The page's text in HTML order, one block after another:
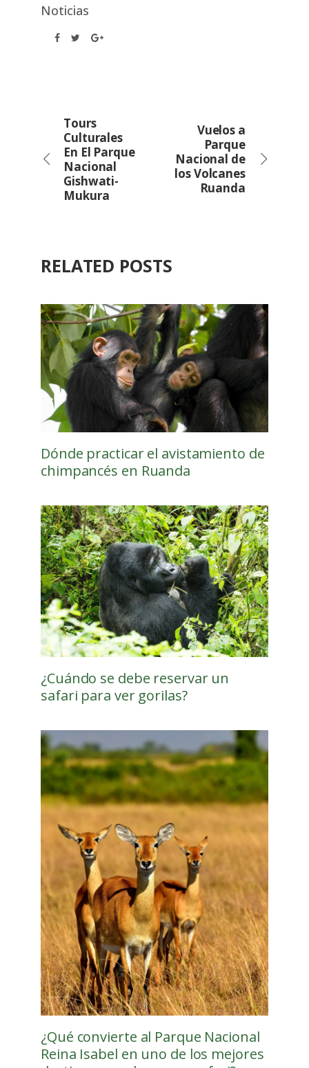
Noticias
Tours
Culturales
En El Parque
Nacional
Gishwati-
Mukura
Vuelos a
Parque
Nacional de
los Volcanes
Ruanda
RELATED POSTS
Dónde practicar el avistamiento de
chimpancés en Ruanda
¿Cuándo se debe reservar un
safari para ver gorilas?
¿Qué convierte al Parque Nacional
Reina Isabel en uno de los mejores